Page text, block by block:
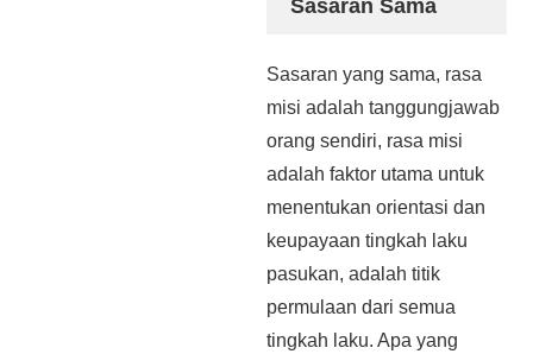
Sasaran yang sama, rasa
misi adalah tanggungjawab
orang sendiri, rasa misi
adalah faktor utama untuk
menentukan orientasi dan
keupayaan tingkah laku
pasukan, adalah titik
permulaan dari semua
tingkah laku. Apa yang